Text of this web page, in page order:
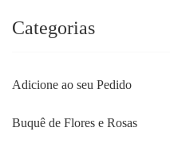
Categorias
Adicione ao seu Pedido
Buquê de Flores e Rosas